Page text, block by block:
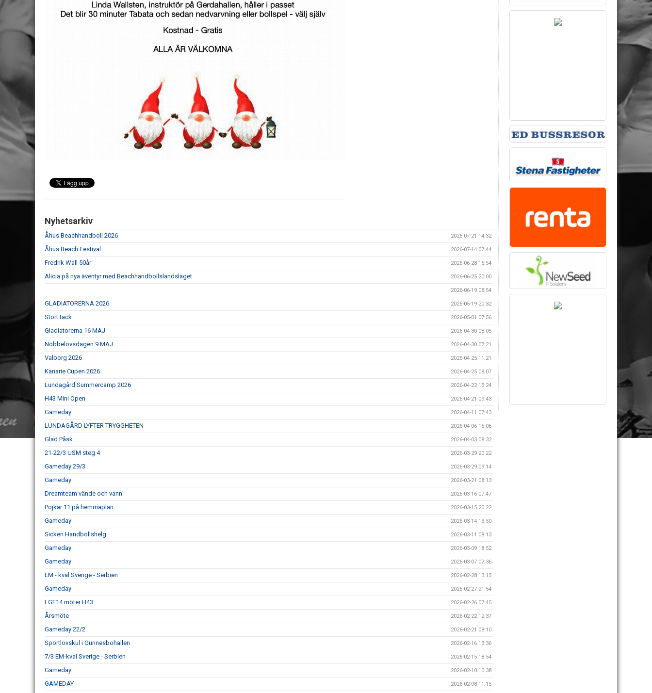
Nyhetsarkiv
Åhus Beachhandboll 2026 2026-07-21 14:32
Åhus Beach Festival 2026-07-14 07:44
Fredrik Wall 50år 2026-06-28 15:54
Alicia på nya äventyr med Beachhandbollslandslaget 2026-06-25 20:00
2026-06-19 08:54
GLADIATORERNA 2026 2026-05-19 20:32
Stort tack 2026-05-01 07:56
Gladiatorerna 16 MAJ 2026-04-30 08:05
Nöbbelövsdagen 9 MAJ 2026-04-30 07:21
Valborg 2026 2026-04-25 11:21
Kanarie Cupen 2026 2026-04-25 08:07
Lundagård Summercamp 2026 2026-04-22 15:24
H43 Mini Open 2026-04-21 09:43
Gameday 2026-04-11 07:43
LUNDAGÅRD LYFTER TRYGGHETEN 2026-04-06 15:06
Glad Påsk 2026-04-03 08:32
21-22/3 USM steg 4 2026-03-29 20:22
Gameday 29/3 2026-03-29 09:14
Gameday 2026-03-21 08:13
Dreamteam vände och vann 2026-03-16 07:47
Pojkar 11 på hemmaplan 2026-03-15 20:22
Gameday 2026-03-14 13:50
Sicken Handbollshelg 2026-03-11 08:13
Gameday 2026-03-09 18:52
Gameday 2026-03-07 07:36
EM - kval Sverige - Serbien 2026-02-28 13:15
Gameday 2026-02-27 21:54
LGF14 möter H43 2026-02-26 07:45
Årsmöte 2026-02-22 12:37
Gameday 22/2 2026-02-21 08:10
Sportlovskul i Gunnesbohallen 2026-02-16 13:36
7/3 EM-kval Sverige - Serbien 2026-02-15 18:54
Gameday 2026-02-10 10:38
GAMEDAY 2026-02-08 11:15